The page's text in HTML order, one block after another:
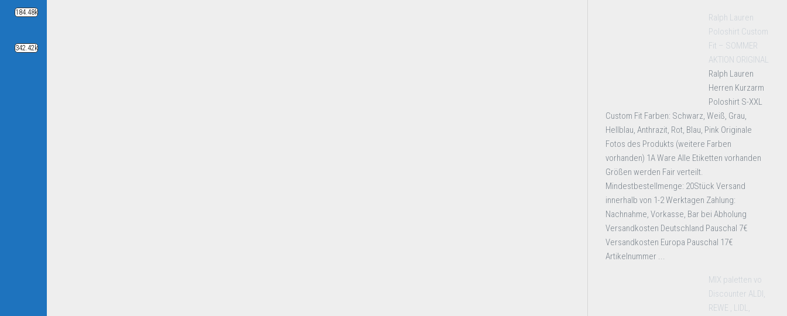
Ralph Lauren
Poloshirt Custom
Fit – SOMMER
AKTION ORIGINAL
Ralph Lauren
Herren Kurzarm
Poloshirt S-XXL
Custom Fit Farben: Schwarz, Weiß, Grau,
Hellblau, Anthrazit, Rot, Blau, Pink Originale
Fotos des Produkts (weitere Farben
vorhanden) 1A Ware Alle Etiketten vorhanden
Größen werden Fair verteilt.
Mindestbestellmenge: 20Stück Versand
innerhalb von 1-2 Werktagen Zahlung:
Nachnahme, Vorkasse, Bar bei Abholung
Versandkosten Deutschland Pauschal 7€
Versandkosten Europa Pauschal 17€
Artikelnummer ...
MIX paletten vo
Discounter ALDI,
REWE , LIDL,
184.48k
342.42k